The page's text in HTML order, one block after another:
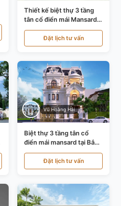
Thiết kế biệt thự 3 tầng
tân cổ điển mái Mansard
tại Thanh Hóa KT23104
Đặt lịch tư vấn
Vũ Hoàng Hải
Biệt thự 3 tầng tân cổ
điển mái mansard tại Bắc
Ninh KT21198
Đặt lịch tư vấn